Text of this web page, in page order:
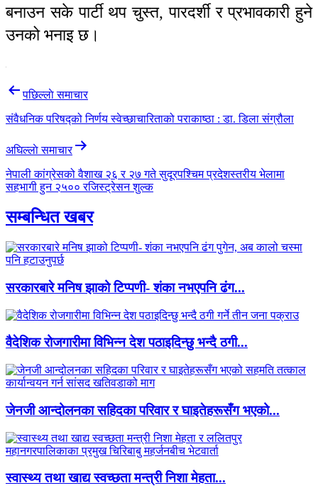
बनाउन सके पार्टी थप चुस्त, पारदर्शी र प्रभावकारी हुने
उनको भनाइ छ।
Post
navigation
पछिल्लाे समाचार
संवैधनिक परिषद्को निर्णय स्वेच्छाचारिताको पराकाष्ठा : डा. डिला संग्रौला
अघिल्लाे समाचार
नेपाली कांग्रेसको वैशाख २६ र २७ गते सुदूरपश्चिम प्रदेशस्तरीय भेलामा
सहभागी हुन २५०० रजिस्ट्रेसन शुल्क
सम्बन्धित खबर
सरकारबारे मनिष झाको टिप्पणी- शंका नभएपनि ढंग...
वैदेशिक रोजगारीमा विभिन्न देश पठाइदिन्छु भन्दै ठगी...
जेनजी आन्दोलनका सहिदका परिवार र घाइतेहरूसँग भएको...
स्वास्थ्य तथा खाद्य स्वच्छता मन्त्री निशा मेहता...